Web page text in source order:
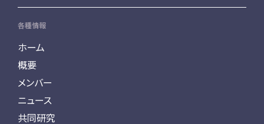
各種情報
ホーム
概要
メンバー
ニュース
共同研究